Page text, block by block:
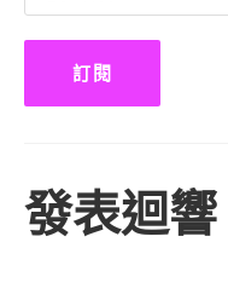
子
郵
位
訂閱
發表迴響